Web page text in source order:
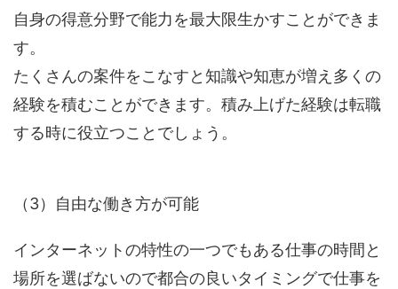
自身の得意分野で能力を最大限生かすことができま
す。
たくさんの案件をこなすと知識や知恵が増え多くの
経験を積むことができます。積み上げた経験は転職
する時に役立つことでしょう。
（3）自由な働き方が可能
インターネットの特性の一つでもある仕事の時間と
場所を選ばないので都合の良いタイミングで仕事を